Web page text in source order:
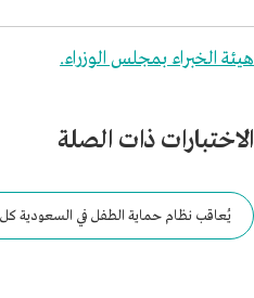
هيئة الخبراء بمجلس الوزراء.
الاختبارات ذات الصلة